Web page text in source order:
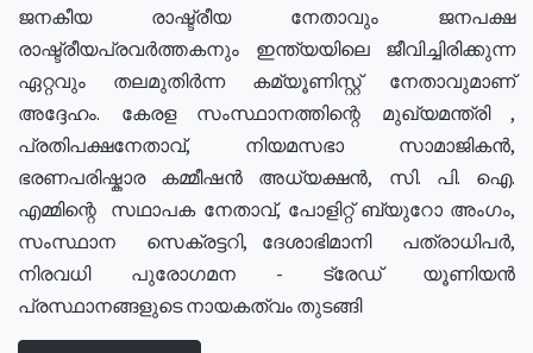
ജനകീയ രാഷ്ട്രീയ നേതാവും ജനപക്ഷ
രാഷ്ട്രീയപ്രവർത്തകനും ഇന്ത്യയിലെ ജീവിച്ചിരിക്കുന്ന
ഏറ്റവും തലമുതിർന്ന കമ്യൂണിസ്റ്റ് നേതാവുമാണ്
അദ്ദേഹം. കേരള സംസ്ഥാനത്തിന്റെ മുഖ്യമന്ത്രി ,
പ്രതിപക്ഷനേതാവ്, നിയമസഭാ സാമാജികൻ,
ഭരണപരിഷ്കാര കമ്മീഷൻ അധ്യക്ഷൻ, സി. പി. ഐ.
എമ്മിന്റെ സഥാപക നേതാവ്, പോളിറ്റ് ബ്യുറോ അംഗം,
സംസ്ഥാന സെക്രട്ടറി, ദേശാഭിമാനി പത്രാധിപർ,
നിരവധി പുരോഗമന - ട്രേഡ് യൂണിയൻ
പ്രസ്ഥാനങ്ങളുടെ നായകത്വം തുടങ്ങി